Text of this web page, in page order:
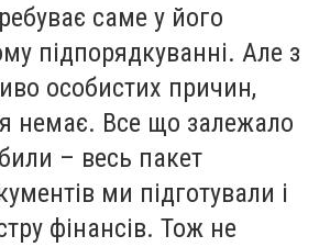
саме у його
підпорядкуванні. Але з
особистих причин,
немає. Все що залежало
– весь пакет
ми підготували і
фінансів. Тож не